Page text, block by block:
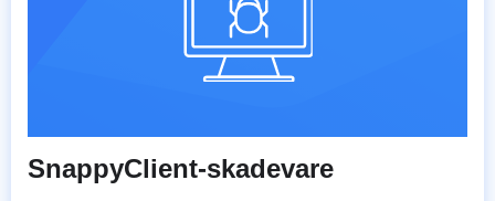
SnappyClient-skadevare